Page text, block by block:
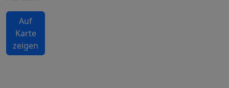
Auf
Karte
zeigen